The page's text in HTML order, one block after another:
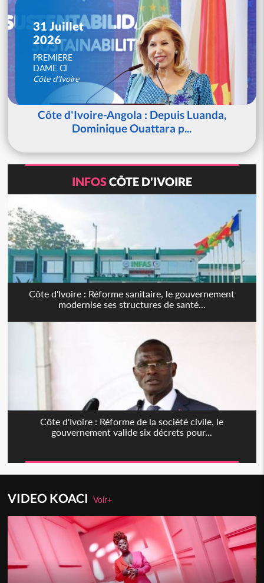
31 Juillet
2026
PREMIERE
DAME CI
Côte d'Ivoire
Côte d'Ivoire-Angola : Depuis Luanda,
Dominique Ouattara p...
INFOSCÔTE D'IVOIRE
Côte d'Ivoire : Réforme sanitaire, le gouvernement
modernise ses structures de santé...
Côte d'Ivoire : Réforme de la société civile, le
gouvernement valide six décrets pour...
VIDEO KOACIVoir+